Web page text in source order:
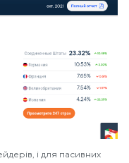
і для пасивних